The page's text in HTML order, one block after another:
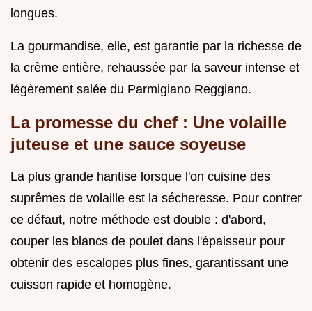
longues.
La gourmandise, elle, est garantie par la richesse de
la crème entière, rehaussée par la saveur intense et
légèrement salée du Parmigiano Reggiano.
La promesse du chef : Une volaille
juteuse et une sauce soyeuse
La plus grande hantise lorsque l'on cuisine des
suprêmes de volaille est la sécheresse. Pour contrer
ce défaut, notre méthode est double : d'abord,
couper les blancs de poulet dans l'épaisseur pour
obtenir des escalopes plus fines, garantissant une
cuisson rapide et homogène.